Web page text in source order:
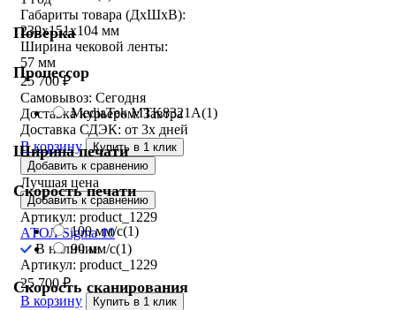
Поверка
Процессор
MediaTek MTK8321A(1)
Ширина печати
Скорость печати
100 мм/с(1)
90 мм/с(1)
Скорость сканирования
Габариты товара (ДxШxВ):
239х151х104 мм
Ширина чековой ленты:
57 мм
25 700₽
Самовывоз: Сегодня
Доставка курьером:Завтра
Доставка СДЭК: от 3х дней
В корзину
Купить в 1 клик
Добавить к сравнению
Лучшая цена
Добавить к сравнению
Артикул: product_1229
АТОЛ Sigma 10
В наличии
Артикул: product_1229
25 700₽
В корзину
Купить в 1 клик